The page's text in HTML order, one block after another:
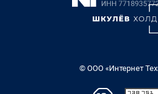
© ООО «Интернет